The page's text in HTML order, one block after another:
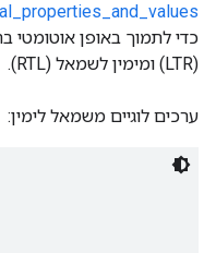
כדי לתמוך באופן אוטומטי
(LTR) ומימין לשמאל (RTL).
ערכים לוגיים משמאל לימין: